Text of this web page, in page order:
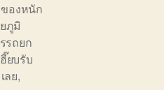
องหนัก
ภูมิ
รถยก
ยบรับ
ลย,